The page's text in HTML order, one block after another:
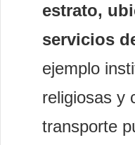
estrato,
servicios
ejemplo
religiosas y
transporte